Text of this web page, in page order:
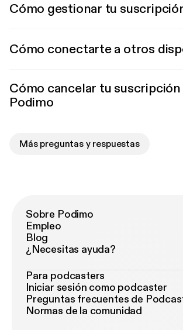
Cómo gestionar tu
Cómo conectarte a otros
Cómo cancelar tu suscripción
Podimo
Más preguntas y respuestas
Sobre Podimo
Empleo
Blog
¿Necesitas ayuda?
Para podcasters
Iniciar sesión como podcaster
Preguntas frecuentes de
Normas de la comunidad